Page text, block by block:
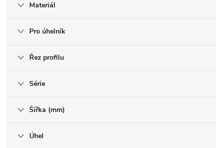
Materiál
Pro úhelník
Řez profilu
Série
Šířka (mm)
Úhel